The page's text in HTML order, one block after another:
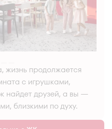
жизнь продолжается
с игрушками,
найдет друзей, а вы —
близкими по духу.